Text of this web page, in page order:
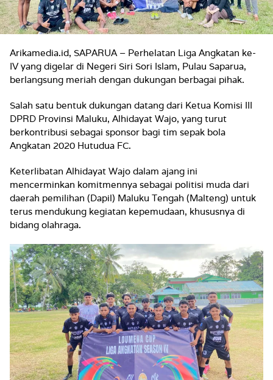
Arikamedia.id, SAPARUA – Perhelatan Liga Angkatan ke-
IV yang digelar di Negeri Siri Sori Islam, Pulau Saparua,
berlangsung meriah dengan dukungan berbagai pihak.
Salah satu bentuk dukungan datang dari Ketua Komisi III
DPRD Provinsi Maluku, Alhidayat Wajo, yang turut
berkontribusi sebagai sponsor bagi tim sepak bola
Angkatan 2020 Hutudua FC.
Keterlibatan Alhidayat Wajo dalam ajang ini
mencerminkan komitmennya sebagai politisi muda dari
daerah pemilihan (Dapil) Maluku Tengah (Malteng) untuk
terus mendukung kegiatan kepemudaan, khususnya di
bidang olahraga.